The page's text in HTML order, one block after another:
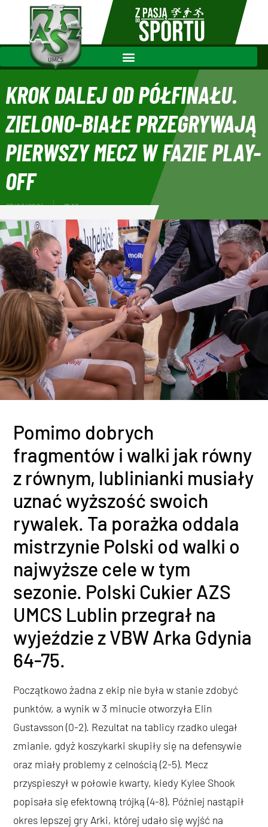
KROK DALEJ OD PÓŁFINAŁU.
ZIELONO-BIAŁE PRZEGRYWAJĄ
PIERWSZY MECZ W FAZIE PLAY-
OFF
27/02/2024 21:16
Pomimo dobrych
fragmentów i walki jak równy
z równym, lublinianki musiały
uznać wyższość swoich
rywalek. Ta porażka oddala
mistrzynie Polski od walki o
najwyższe cele w tym
sezonie. Polski Cukier AZS
UMCS Lublin przegrał na
wyjeździe z VBW Arka Gdynia
64-75.
Początkowo żadna z ekip nie była w stanie zdobyć
punktów, a wynik w 3 minucie otworzyła Elin
Gustavsson (0-2). Rezultat na tablicy rzadko ulegał
zmianie, gdyż koszykarki skupiły się na defensywie
oraz miały problemy z celnością (2-5). Mecz
przyspieszył w połowie kwarty, kiedy Kylee Shook
popisała się efektowną trójką (4-8). Później nastąpił
okres lepszej gry Arki, której udało się wyjść na